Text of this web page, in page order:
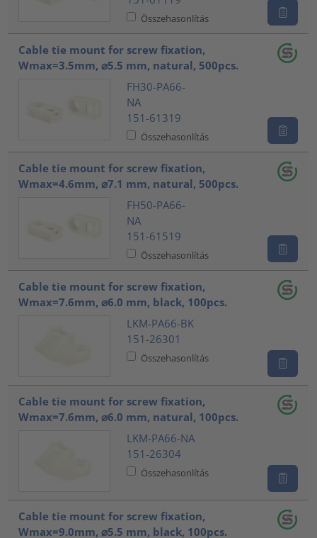
Összehasonlítás
Cable tie mount for screw fixation,
Wmax=3.5mm, ⌀5.5 mm, natural, 500pcs.
FH30-PA66-
NA
151-61319
Összehasonlítás
Cable tie mount for screw fixation,
Wmax=4.6mm, ⌀7.1 mm, natural, 500pcs.
FH50-PA66-
NA
151-61519
Összehasonlítás
Cable tie mount for screw fixation,
Wmax=7.6mm, ⌀6.0 mm, black, 100pcs.
LKM-PA66-BK
151-26301
Összehasonlítás
Cable tie mount for screw fixation,
Wmax=7.6mm, ⌀6.0 mm, natural, 100pcs.
LKM-PA66-NA
151-26304
Összehasonlítás
Cable tie mount for screw fixation,
Wmax=9.0mm, ⌀5.5 mm, black, 100pcs.